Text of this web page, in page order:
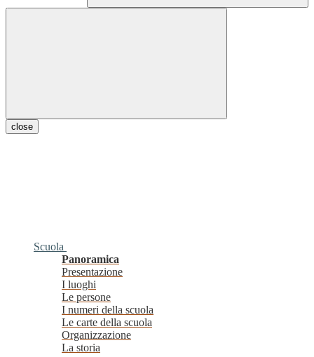
close
Scuola
Panoramica
Presentazione
I luoghi
Le persone
I numeri della scuola
Le carte della scuola
Organizzazione
La storia